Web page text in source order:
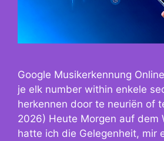
Google Musikerkennung
je elk number within enkele
herkennen door te neuriën of
2026) Heute Morgen auf dem
hatte ich die Gelegenheit, mir